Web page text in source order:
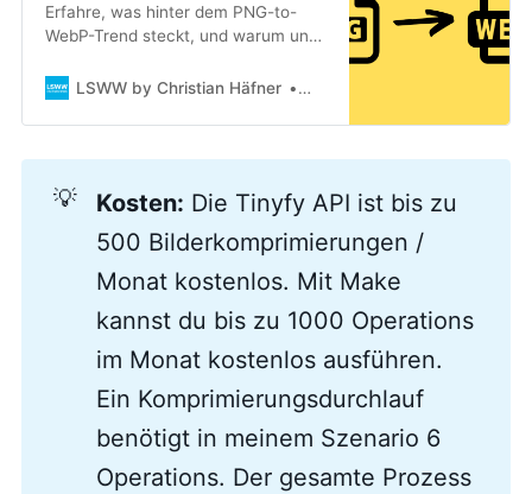
Erfahre, was hinter dem PNG-to-
WebP-Trend steckt, und warum und
Bildformat profitieren kannst.
LSWW by Christian Häfner Christian Häfner
💡 Kosten: Die Tinyfy API ist bis zu
500 Bilderkomprimierungen /
Monat kostenlos. Mit Make
kannst du bis zu 1000 Operations
im Monat kostenlos ausführen.
Ein Komprimierungsdurchlauf
benötigt in meinem Szenario 6
Operations. Der gesamte Prozess